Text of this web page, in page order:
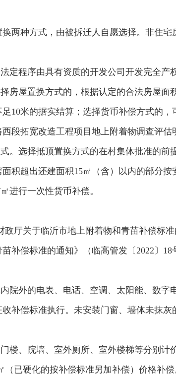
两种方式，由被拆迁人自愿选择。非住宅
程序由具有资质的开发公司开发完全产
房屋置换方式的，根据认定的合法房屋面
10米的据实结算；选择货币补偿方式的，
段拓宽改造工程项目地上附着物调查评估
。选择抵顶置换方式的在村集体批准的前
超出还建面积15㎡（含）以内的部分按
进行一次性货币补偿。
厅关于临沂市地上附着物和青苗补偿标准
补偿标准的通知》（临高管发〔2022〕
院外的电表、电话、空调、太阳能、数字
补偿标准执行。未安装门窗、墙体未抹灰
楼、院墙、室外厕所、室外楼梯等分别计
已硬化的按补偿标准另加补偿）价格补偿